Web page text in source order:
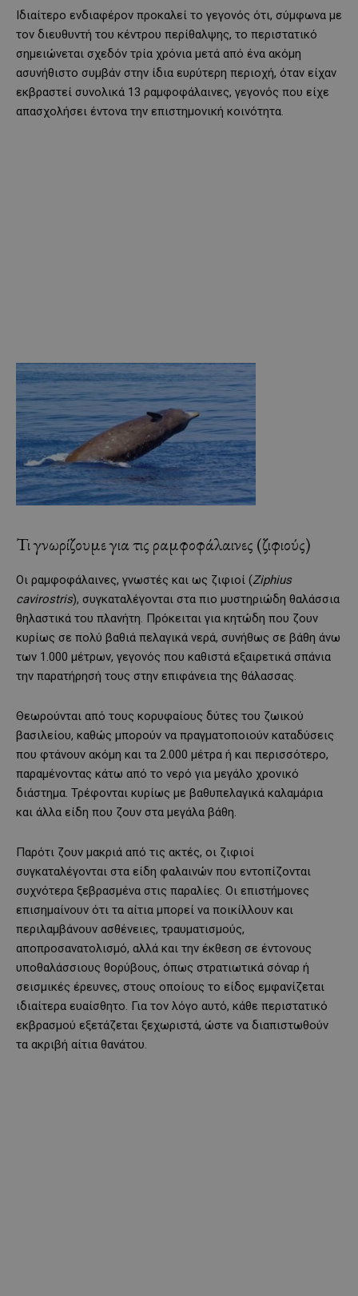
Ιδιαίτερο ενδιαφέρον προκαλεί το γεγονός ότι, σύμφωνα με
τον διευθυντή του κέντρου περίθαλψης, το περιστατικό
σημειώνεται σχεδόν τρία χρόνια μετά από ένα ακόμη
ασυνήθιστο συμβάν στην ίδια ευρύτερη περιοχή, όταν είχαν
εκβραστεί συνολικά 13 ραμφοφάλαινες, γεγονός που είχε
απασχολήσει έντονα την επιστημονική κοινότητα.
Τι γνωρίζουμε για τις ραμφοφάλαινες (ζιφιούς)
Οι ραμφοφάλαινες, γνωστές και ως ζιφιοί (Ziphius
cavirostris), συγκαταλέγονται στα πιο μυστηριώδη θαλάσσια
θηλαστικά του πλανήτη. Πρόκειται για κητώδη που ζουν
κυρίως σε πολύ βαθιά πελαγικά νερά, συνήθως σε βάθη άνω
των 1.000 μέτρων, γεγονός που καθιστά εξαιρετικά σπάνια
την παρατήρησή τους στην επιφάνεια της θάλασσας.
Θεωρούνται από τους κορυφαίους δύτες του ζωικού
βασιλείου, καθώς μπορούν να πραγματοποιούν καταδύσεις
που φτάνουν ακόμη και τα 2.000 μέτρα ή και περισσότερο,
παραμένοντας κάτω από το νερό για μεγάλο χρονικό
διάστημα. Τρέφονται κυρίως με βαθυπελαγικά καλαμάρια
και άλλα είδη που ζουν στα μεγάλα βάθη.
Παρότι ζουν μακριά από τις ακτές, οι ζιφιοί
συγκαταλέγονται στα είδη φαλαινών που εντοπίζονται
συχνότερα ξεβρασμένα στις παραλίες. Οι επιστήμονες
επισημαίνουν ότι τα αίτια μπορεί να ποικίλλουν και
περιλαμβάνουν ασθένειες, τραυματισμούς,
αποπροσανατολισμό, αλλά και την έκθεση σε έντονους
υποθαλάσσιους θορύβους, όπως στρατιωτικά σόναρ ή
σεισμικές έρευνες, στους οποίους το είδος εμφανίζεται
ιδιαίτερα ευαίσθητο. Για τον λόγο αυτό, κάθε περιστατικό
εκβρασμού εξετάζεται ξεχωριστά, ώστε να διαπιστωθούν
τα ακριβή αίτια θανάτου.